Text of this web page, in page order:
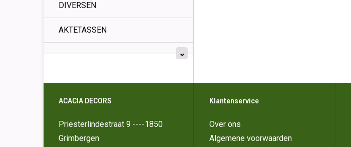
DIVERSEN
AKTETASSEN
ACACIA DECORS
Priesterlindestraat 9 ----1850
Grimbergen
Klantenservice
Over ons
Algemene voorwaarden